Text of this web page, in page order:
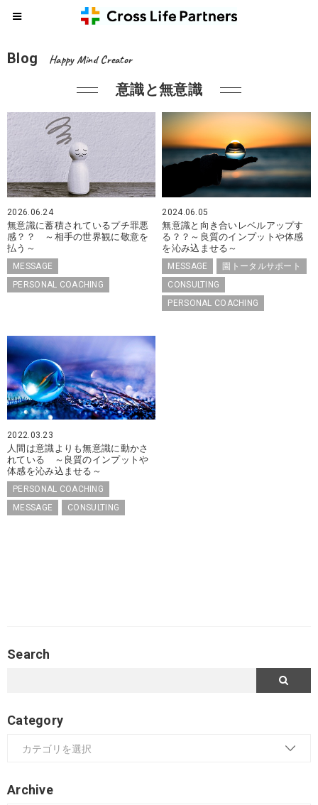
Blog Happy Mind Creator
意識と無意識
2026.06.24
無意識に蓄積されているプチ罪悪
感？？ ～相手の世界観に敬意を
払う～
MESSAGE
PERSONAL COACHING
2024.06.05
無意識と向き合いレベルアップす
る？？～良質のインプットや体感
を沁み込ませる～
MESSAGE
園トータルサポート
CONSULTING
PERSONAL COACHING
2022.03.23
人間は意識よりも無意識に動かさ
れている ～良質のインプットや
体感を沁み込ませる～
PERSONAL COACHING
MESSAGE
CONSULTING
Search
Category
Archive